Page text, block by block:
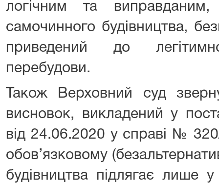
логічним та
самочинного будівництва,
приведений до
перебудови.
Також Верховний суд
висновок, викладений у
від 24.06.2020 у справі №
обов’язковому
будівництва підлягає лише